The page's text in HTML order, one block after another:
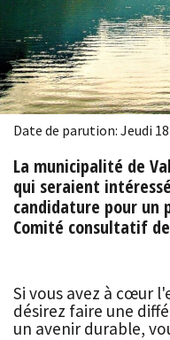
Date de parution: Jeudi
La municipalité de
qui seraient
candidature pour un
Comité consultatif
Si vous avez à cœur
désirez faire une
un avenir durable,